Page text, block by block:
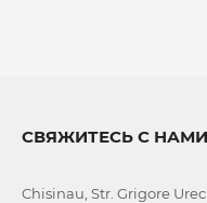
СВЯЖИТЕСЬ С НАМИ
Chisinau, Str. Grigore